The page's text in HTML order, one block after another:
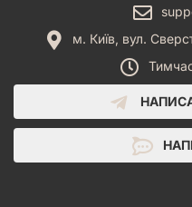
м. Київ, вул.